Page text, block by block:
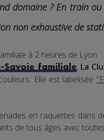
domaine ? En train ou
non exhaustive de
à 2 heures de Lyon
Savoie familiale, La
Elle est labelisée
en raquettes dans
de tous âges avec